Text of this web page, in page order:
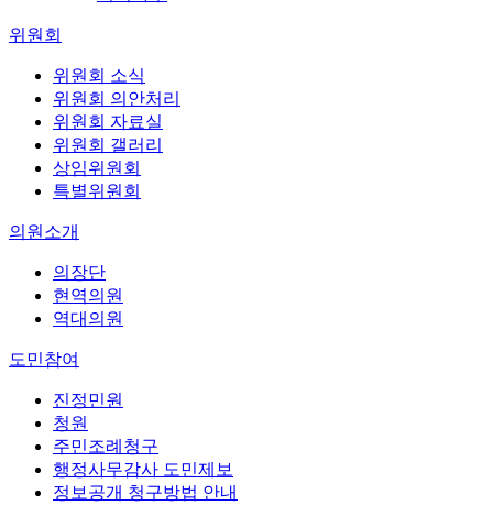
위원회
위원회 소식
위원회 의안처리
위원회 자료실
위원회 갤러리
상임위원회
특별위원회
의원소개
의장단
현역의원
역대의원
도민참여
진정민원
청원
주민조례청구
행정사무감사 도민제보
정보공개 청구방법 안내